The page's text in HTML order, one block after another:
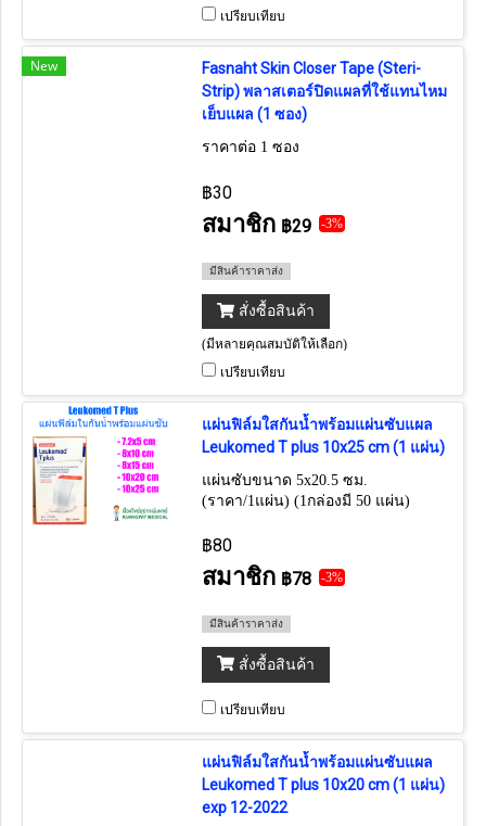
เปรียบเทียบ
New
Fasnaht Skin Closer Tape (Steri-
Strip) พลาสเตอร์ปิดแผลที่ใช้แทนไหม
เย็บแผล (1 ซอง)
ราคาต่อ 1 ซอง
฿30
สมาชิก ฿29 -3%
มีสินค้าราคาส่ง
สั่งซื้อสินค้า
(มีหลายคุณสมบัติให้เลือก)
เปรียบเทียบ
แผ่นฟิล์มใสกันน้ำพร้อมแผ่นซับแผล
Leukomed T plus 10x25 cm (1 แผ่น)
แผ่นซับขนาด 5x20.5 ซม.
(ราคา/1แผ่น) (1กล่องมี 50 แผ่น)
฿80
สมาชิก ฿78 -3%
มีสินค้าราคาส่ง
สั่งซื้อสินค้า
เปรียบเทียบ
แผ่นฟิล์มใสกันน้ำพร้อมแผ่นซับแผล
Leukomed T plus 10x20 cm (1 แผ่น)
exp 12-2022